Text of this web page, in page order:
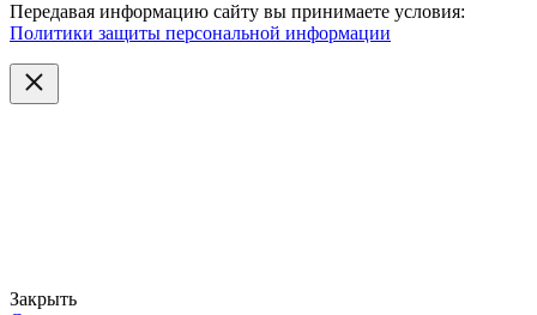
Передавая информацию сайту вы принимаете условия:
Политики защиты персональной информации
Закрыть